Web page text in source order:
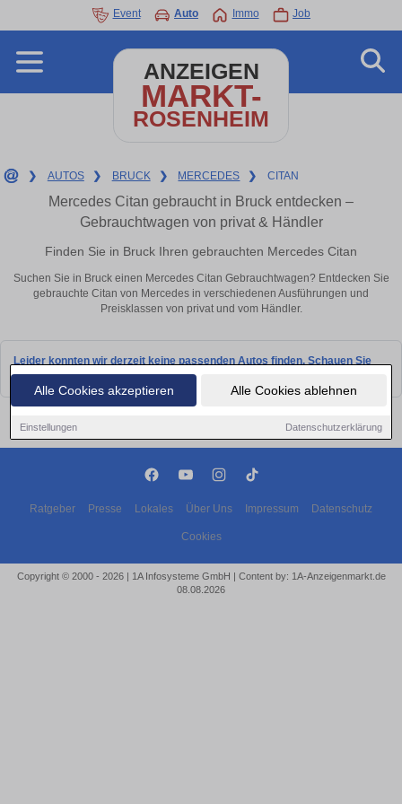
Alle Cookies akzeptieren Alle Cookies ablehnen
Einstellungen Datenschutzerklärung
Event Auto Immo Job
ANZEIGEN
MARKT-
ROSENHEIM
❯ AUTOS ❯ BRUCK ❯ MERCEDES ❯ CITAN
Mercedes Citan gebraucht in Bruck entdecken –
Gebrauchtwagen von privat & Händler
Finden Sie in Bruck Ihren gebrauchten Mercedes Citan
Suchen Sie in Bruck einen Mercedes Citan Gebrauchtwagen? Entdecken Sie
gebrauchte Citan von Mercedes in verschiedenen Ausführungen und
Preisklassen von privat und vom Händler.
Leider konnten wir derzeit keine passenden Autos finden. Schauen Sie
bald wieder vorbei!
Ratgeber Presse Lokales Über Uns Impressum Datenschutz
Cookies
Copyright © 2000 - 2026 | 1A Infosysteme GmbH | Content by: 1A-Anzeigenmarkt.de
08.08.2026